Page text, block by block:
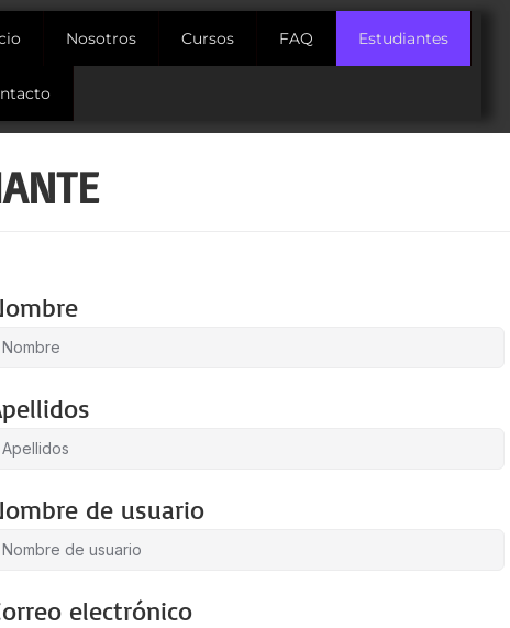
Nosotros Cursos FAQ Estudiantes
de usuario
electrónico